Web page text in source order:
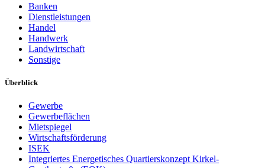
Banken
Dienstleistungen
Handel
Handwerk
Landwirtschaft
Sonstige
Überblick
Gewerbe
Gewerbeflächen
Mietspiegel
Wirtschaftsförderung
ISEK
Integriertes Energetisches Quartierskonzept Kirkel-